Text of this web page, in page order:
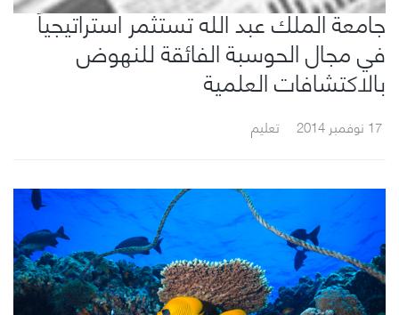
جامعة الملك عبد الله تستثمر استراتيجياً
في مجال الحوسبة الفائقة للنهوض
بالاكتشافات العلمية
17 نوفمبر 2014 تعليم